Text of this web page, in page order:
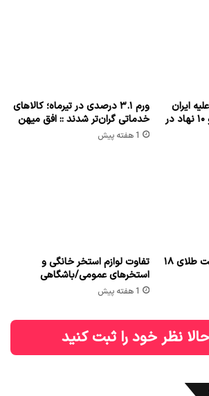
ایران
اعمال کرد | ۸ نفتکش و ۱۰ نهاد در
ورم ۳.۱ درصدی در تیرماه؛ کالاهای
خدماتی گران‌تر شدند :: افق میهن
1 هفته پیش
جهش غافلگیرکننده قیمت طلای ۱۸
تفاوت لوازم استخر خانگی و
استخرهای عمومی/باشگاهی
1 هفته پیش
نظر خود را ثبت کنید